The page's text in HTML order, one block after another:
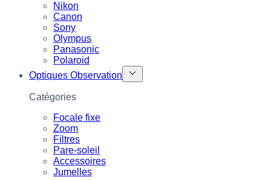
Nikon
Canon
Sony
Olympus
Panasonic
Polaroid
Optiques Observation
Catégories
Focale fixe
Zoom
Filtres
Pare-soleil
Accessoires
Jumelles